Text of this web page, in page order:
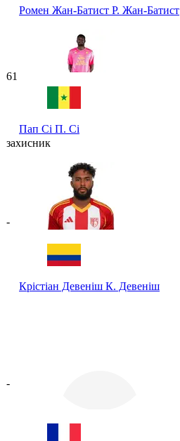
Ромен Жан-Батист Р. Жан-Батист
61
Пап Сі П. Сі
захисник
-
Крістіан Девеніш К. Девеніш
-